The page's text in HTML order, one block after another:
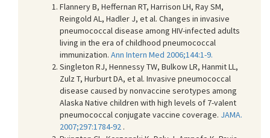
Flannery B, Heffernan RT, Harrison LH, Ray SM,
Reingold AL, Hadler J, et al. Changes in invasive
pneumococcal disease among HIV-infected adults
living in the era of childhood pneumococcal
immunization. Ann Intern Med 2006;144:1-9.
Singleton RJ, Hennessy TW, Bulkow LR, Hanmit LL,
Zulz T, Hurburt DA, et al. Invasive pneumococcal
disease caused by nonvaccine serotypes among
Alaska Native children with high levels of 7-valent
pneumococcal conjugate vaccine coverage. JAMA.
2007;297:1784-92 .